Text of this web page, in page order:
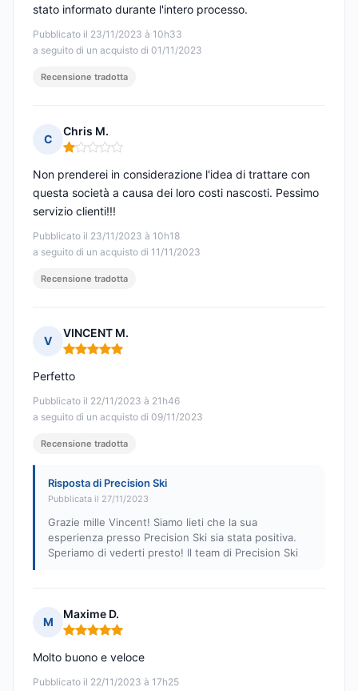
Pubblicato il 23/11/2023 à 10h33
a seguito di un acquisto di 01/11/2023
stato informato durante l'intero processo.
Recensione tradotta
C
Chris M.
Nota: 1 su 5
Pubblicato il 23/11/2023 à 10h18
a seguito di un acquisto di 11/11/2023
Non prenderei in considerazione l'idea di trattare con
questa società a causa dei loro costi nascosti. Pessimo
servizio clienti!!!
Recensione tradotta
V
VINCENT M.
Nota: 5 su 5
Pubblicato il 22/11/2023 à 21h46
a seguito di un acquisto di 09/11/2023
Perfetto
Recensione tradotta
Risposta di Precision Ski
Pubblicata il 27/11/2023
Grazie mille Vincent! Siamo lieti che la sua
esperienza presso Precision Ski sia stata positiva.
Speriamo di vederti presto! Il team di Precision Ski
M
Maxime D.
Nota: 5 su 5
Pubblicato il 22/11/2023 à 17h25
Molto buono e veloce